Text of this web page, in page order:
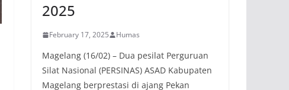
2025
February 17, 2025 Humas
Magelang (16/02) – Dua pesilat Perguruan
Silat Nasional (PERSINAS) ASAD Kabupaten
Magelang berprestasi di ajang Pekan